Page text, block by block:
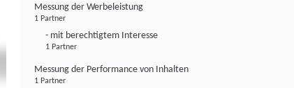
Messung der Werbeleistung
1 Partner
- mit berechtigtem Interesse
1 Partner
Messung der Performance von Inhalten
1 Partner